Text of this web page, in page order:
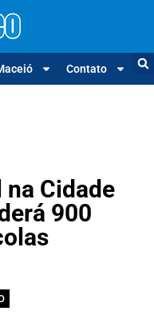
Contato
Cidade
900